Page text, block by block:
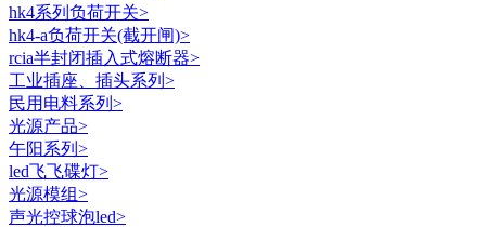
hk4系列负荷开关>
hk4-a负荷开关(截开闸)>
rcia半封闭插入式熔断器>
工业插座、插头系列 >
民用电料系列 >
光源产品>
午阳系列 >
led飞飞碟灯>
光源模组>
声光控球泡led>